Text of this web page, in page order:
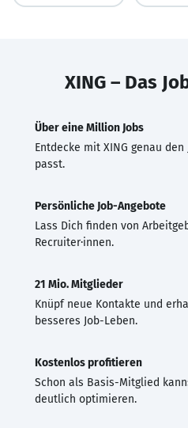
XING – Das
Über eine Million Jobs
Entdecke mit XING genau
passt.
Persönliche Job-Angebote
Lass Dich finden von
Recruiter·innen.
21 Mio. Mitglieder
Knüpf neue Kontakte und
besseres Job-Leben.
Kostenlos profitieren
Schon als Basis-Mitglied
deutlich optimieren.